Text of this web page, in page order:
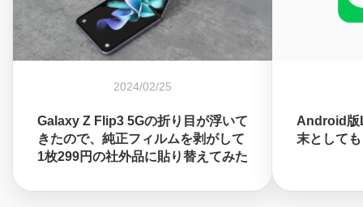
2024/02/25
Galaxy Z Flip3 5Gの折り目が浮いて
きたので、純正フィルムを剥がして
1枚299円の社外品に貼り替えてみた
Android版
末として